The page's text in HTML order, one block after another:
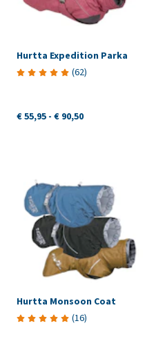
Hurtta Expedition Parka
(62)
€ 55,95 - € 90,50
Hurtta Monsoon Coat
(16)